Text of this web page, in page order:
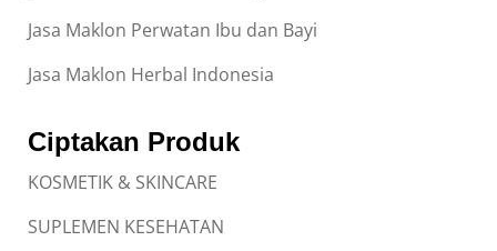
Jasa Maklon Perwatan Ibu dan Bayi
Jasa Maklon Herbal Indonesia
Ciptakan Produk
KOSMETIK & SKINCARE
SUPLEMEN KESEHATAN